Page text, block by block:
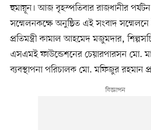
হুমায়ূন। আজ বৃহস্পতিবার রাজধানীর
সম্মেলনকক্ষে অনুষ্ঠিত এই সংবাদ সম্মেলনে
প্রতিমন্ত্রী কামাল আহমেদ মজুমদার,
এসএমই ফাউন্ডেশনের চেয়ারপারসন মো.
ব্যবস্থাপনা পরিচালক মো. মফিজুর রহমান